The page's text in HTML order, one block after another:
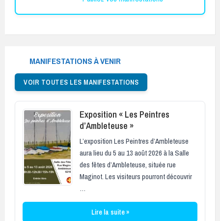
MANIFESTATIONS À VENIR
VOIR TOUTES LES MANIFESTATIONS
Exposition « Les Peintres
d’Ambleteuse »
L’exposition Les Peintres d’Ambleteuse
aura lieu du 5 au 13 août 2026 à la Salle
des fêtes d’Ambleteuse, située rue
Maginot. Les visiteurs pourront découvrir
…
Lire la suite »